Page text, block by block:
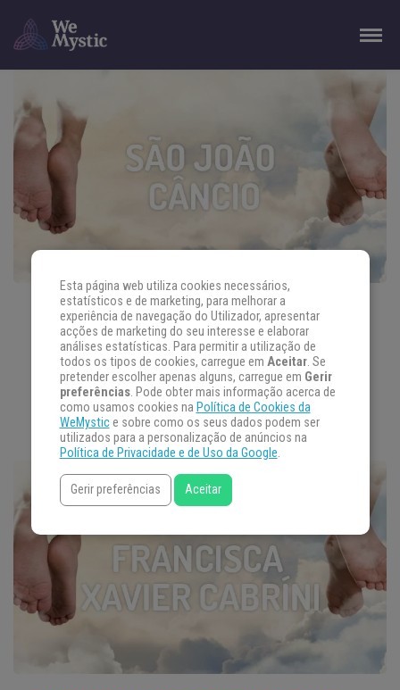
SANTO DO DIA 23 DE DEZEMBRO: SÃO
JOÃO CÂNCIO
Por meio de seus sermões o Santo do Dia 23 de dezembro
conseguia explicar […]
Esta página web utiliza cookies necessários,
estatísticos e de marketing, para melhorar a
experiência de navegação do Utilizador, apresentar
acções de marketing do seu interesse e elaborar
análises estatísticas. Para permitir a utilização de
todos os tipos de cookies, carregue em Aceitar. Se
pretender escolher apenas alguns, carregue em Gerir
preferências. Pode obter mais informação acerca de
como usamos cookies na Política de Cookies da
WeMystice sobre como os seus dados podem ser
utilizados para a personalização de anúncios na
Política de Privacidade e de Uso da Google.
Gerir preferências Aceitar